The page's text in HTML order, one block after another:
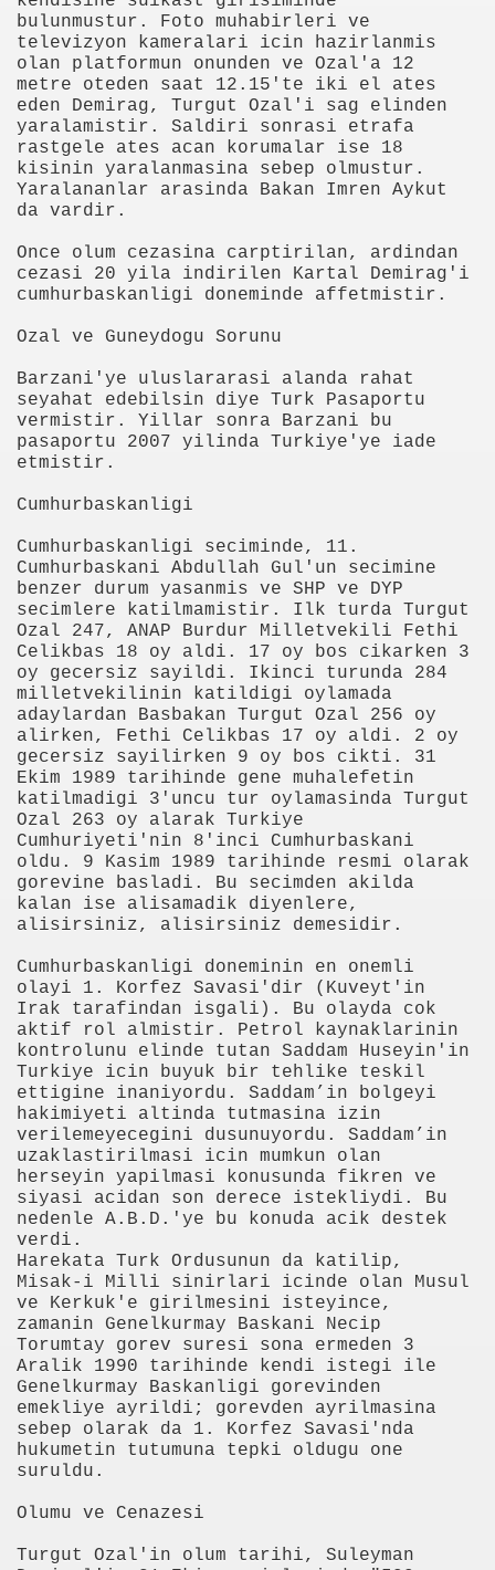
bulunmustur. Foto muhabirleri ve
televizyon kameralari icin hazirlanmis
olan platformun onunden ve Ozal'a 12
metre oteden saat 12.15'te iki el ates
eden Demirag, Turgut Ozal'i sag elinden
yaralamistir. Saldiri sonrasi etrafa
rastgele ates acan korumalar ise 18
kisinin yaralanmasina sebep olmustur.
Yaralananlar arasinda Bakan Imren Aykut
da vardir.
Once olum cezasina carptirilan, ardindan
cezasi 20 yila indirilen Kartal Demirag'i
cumhurbaskanligi doneminde affetmistir.
Ozal ve Guneydogu Sorunu
Barzani'ye uluslararasi alanda rahat
seyahat edebilsin diye Turk Pasaportu
vermistir. Yillar sonra Barzani bu
pasaportu 2007 yilinda Turkiye'ye iade
etmistir.
Cumhurbaskanligi
Cumhurbaskanligi seciminde, 11.
Cumhurbaskani Abdullah Gul'un secimine
benzer durum yasanmis ve SHP ve DYP
secimlere katilmamistir. Ilk turda Turgut
Ozal 247, ANAP Burdur Milletvekili Fethi
Celikbas 18 oy aldi. 17 oy bos cikarken 3
oy gecersiz sayildi. Ikinci turunda 284
milletvekilinin katildigi oylamada
adaylardan Basbakan Turgut Ozal 256 oy
alirken, Fethi Celikbas 17 oy aldi. 2 oy
gecersiz sayilirken 9 oy bos cikti. 31
Ekim 1989 tarihinde gene muhalefetin
katilmadigi 3'uncu tur oylamasinda Turgut
Ozal 263 oy alarak Turkiye
Cumhuriyeti'nin 8'inci Cumhurbaskani
oldu. 9 Kasim 1989 tarihinde resmi olarak
gorevine basladi. Bu secimden akilda
kalan ise alisamadik diyenlere,
alisirsiniz, alisirsiniz demesidir.
Cumhurbaskanligi doneminin en onemli
olayi 1. Korfez Savasi'dir (Kuveyt'in
Irak tarafindan isgali). Bu olayda cok
aktif rol almistir. Petrol kaynaklarinin
kontrolunu elinde tutan Saddam Huseyin'in
Turkiye icin buyuk bir tehlike teskil
ettigine inaniyordu. Saddam’in bolgeyi
hakimiyeti altinda tutmasina izin
verilemeyecegini dusunuyordu. Saddam’in
uzaklastirilmasi icin mumkun olan
herseyin yapilmasi konusunda fikren ve
siyasi acidan son derece istekliydi. Bu
nedenle A.B.D.'ye bu konuda acik destek
verdi.
Harekata Turk Ordusunun da katilip,
Misak-i Milli sinirlari icinde olan Musul
ve Kerkuk'e girilmesini isteyince,
zamanin Genelkurmay Baskani Necip
Torumtay gorev suresi sona ermeden 3
Aralik 1990 tarihinde kendi istegi ile
Genelkurmay Baskanligi gorevinden
emekliye ayrildi; gorevden ayrilmasina
sebep olarak da 1. Korfez Savasi'nda
hukumetin tutumuna tepki oldugu one
suruldu.
Olumu ve Cenazesi
Turgut Ozal'in olum tarihi, Suleyman
Etti
Platini'yi üzdü
Yarın Çekilecek
Etti
Gidiyoruz
ilişkilendirildi